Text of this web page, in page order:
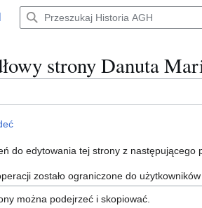
strony Danuta
do edytowania tej strony z następującego
zostało ograniczone do
można podejrzeć i skopiować.